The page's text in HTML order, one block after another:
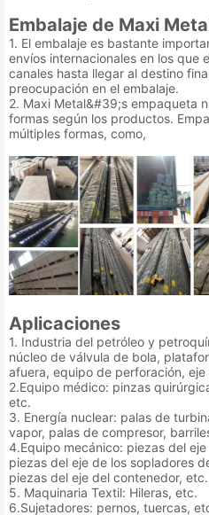
Embalaje de Maxi
1. El embalaje es bastante
envíos internacionales en los que
canales hasta llegar al destino
preocupación en el embalaje.
2. Maxi Metal&#39;s empaqueta
formas según los productos.
múltiples formas, como,
Aplicaciones
1. Industria del petróleo y
núcleo de válvula de bola,
afuera, equipo de perforación,
2.Equipo médico: pinzas
etc.
3. Energía nuclear: palas de
vapor, palas de compresor,
4.Equipo mecánico: piezas del
piezas del eje de los sopladores
piezas del eje del contenedor, etc.
5. Maquinaria Textil: Hileras, etc.
6.Sujetadores: pernos, tuercas,